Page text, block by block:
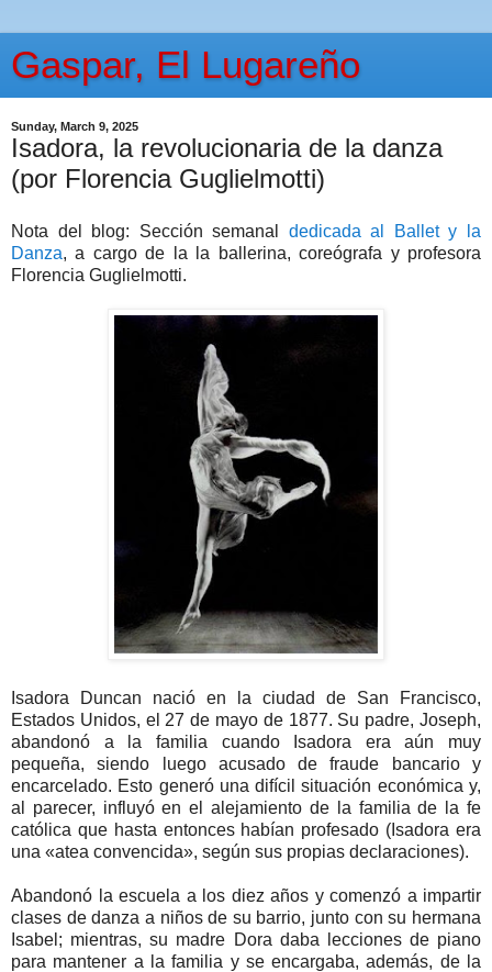
Gaspar, El Lugareño
Sunday, March 9, 2025
Isadora, la revolucionaria de la danza
(por Florencia Guglielmotti)
Nota del blog: Sección semanal dedicada al Ballet y la
Danza, a cargo de la la ballerina, coreógrafa y profesora
Florencia Guglielmotti.
Isadora Duncan nació en la ciudad de San Francisco,
Estados Unidos, el 27 de mayo de 1877. Su padre, Joseph,
abandonó a la familia cuando Isadora era aún muy
pequeña, siendo luego acusado de fraude bancario y
encarcelado. Esto generó una difícil situación económica y,
al parecer, influyó en el alejamiento de la familia de la fe
católica que hasta entonces habían profesado (Isadora era
una «atea convencida», según sus propias declaraciones).
Abandonó la escuela a los diez años y comenzó a impartir
clases de danza a niños de su barrio, junto con su hermana
Isabel; mientras, su madre Dora daba lecciones de piano
para mantener a la familia y se encargaba, además, de la